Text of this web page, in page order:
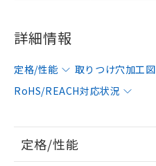
詳細情報
定格/性能 取りつけ穴加工図
RoHS/REACH対応状況
定格/性能